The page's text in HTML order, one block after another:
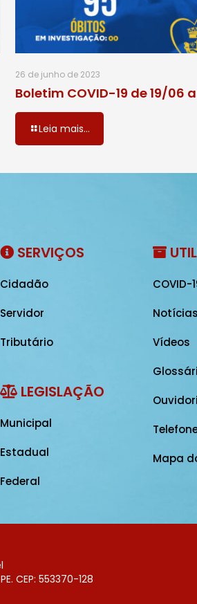
26 de junho de 2023
Boletim COVID-19 de 19/06
Leia mais...
SERVIÇOS
Cidadão
Servidor
Tributário
LEGISLAÇÃO
Municipal
Estadual
Federal
COVID-
Notícias
Vídeos
Mapa
CEP: 553370-128